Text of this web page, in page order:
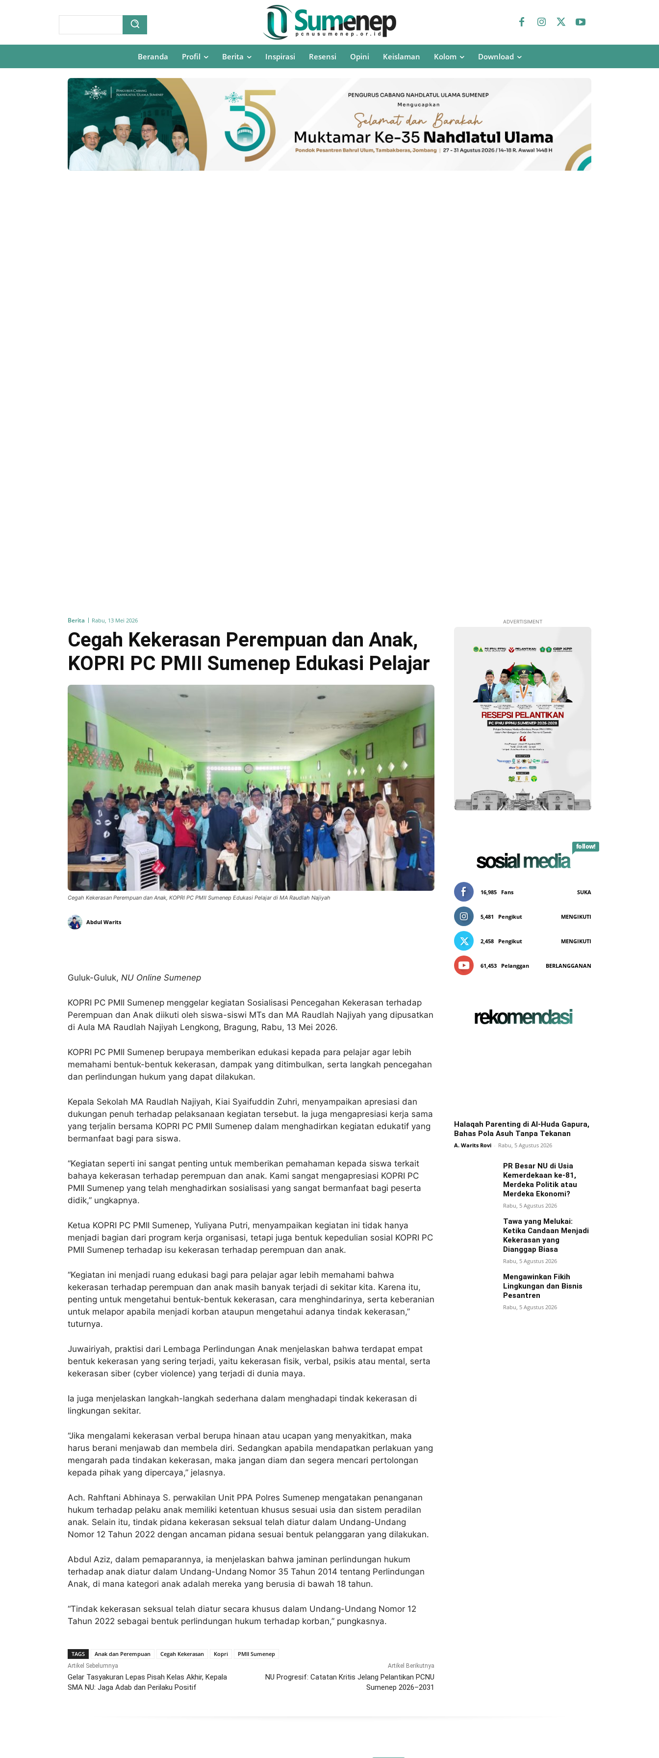
Beranda Profil Berita Inspirasi Resensi Opini Keislaman Kolom Download
Berita Rabu, 13 Mei 2026
Cegah Kekerasan Perempuan dan Anak,
KOPRI PC PMII Sumenep Edukasi Pelajar
Cegah Kekerasan Perempuan dan Anak, KOPRI PC PMII Sumenep Edukasi Pelajar di MA Raudlah Najiyah
Abdul Warits
Guluk-Guluk, NU Online Sumenep
KOPRI PC PMII Sumenep menggelar kegiatan Sosialisasi Pencegahan Kekerasan terhadap
Perempuan dan Anak diikuti oleh siswa-siswi MTs dan MA Raudlah Najiyah yang dipusatkan
di Aula MA Raudlah Najiyah Lengkong, Bragung, Rabu, 13 Mei 2026.
KOPRI PC PMII Sumenep berupaya memberikan edukasi kepada para pelajar agar lebih
memahami bentuk-bentuk kekerasan, dampak yang ditimbulkan, serta langkah pencegahan
dan perlindungan hukum yang dapat dilakukan.
Kepala Sekolah MA Raudlah Najiyah, Kiai Syaifuddin Zuhri, menyampaikan apresiasi dan
dukungan penuh terhadap pelaksanaan kegiatan tersebut. Ia juga mengapresiasi kerja sama
yang terjalin bersama KOPRI PC PMII Sumenep dalam menghadirkan kegiatan edukatif yang
bermanfaat bagi para siswa.
“Kegiatan seperti ini sangat penting untuk memberikan pemahaman kepada siswa terkait
bahaya kekerasan terhadap perempuan dan anak. Kami sangat mengapresiasi KOPRI PC
PMII Sumenep yang telah menghadirkan sosialisasi yang sangat bermanfaat bagi peserta
didik,” ungkapnya.
Ketua KOPRI PC PMII Sumenep, Yuliyana Putri, menyampaikan kegiatan ini tidak hanya
menjadi bagian dari program kerja organisasi, tetapi juga bentuk kepedulian sosial KOPRI PC
PMII Sumenep terhadap isu kekerasan terhadap perempuan dan anak.
“Kegiatan ini menjadi ruang edukasi bagi para pelajar agar lebih memahami bahwa
kekerasan terhadap perempuan dan anak masih banyak terjadi di sekitar kita. Karena itu,
penting untuk mengetahui bentuk-bentuk kekerasan, cara menghindarinya, serta keberanian
untuk melapor apabila menjadi korban ataupun mengetahui adanya tindak kekerasan,”
tuturnya.
Juwairiyah, praktisi dari Lembaga Perlindungan Anak menjelaskan bahwa terdapat empat
bentuk kekerasan yang sering terjadi, yaitu kekerasan fisik, verbal, psikis atau mental, serta
kekerasan siber (cyber violence) yang terjadi di dunia maya.
Ia juga menjelaskan langkah-langkah sederhana dalam menghadapi tindak kekerasan di
lingkungan sekitar.
“Jika mengalami kekerasan verbal berupa hinaan atau ucapan yang menyakitkan, maka
harus berani menjawab dan membela diri. Sedangkan apabila mendapatkan perlakuan yang
mengarah pada tindakan kekerasan, maka jangan diam dan segera mencari pertolongan
kepada pihak yang dipercaya,” jelasnya.
Ach. Rahftani Abhinaya S. perwakilan Unit PPA Polres Sumenep mengatakan penanganan
hukum terhadap pelaku anak memiliki ketentuan khusus sesuai usia dan sistem peradilan
anak. Selain itu, tindak pidana kekerasan seksual telah diatur dalam Undang-Undang
Nomor 12 Tahun 2022 dengan ancaman pidana sesuai bentuk pelanggaran yang dilakukan.
Abdul Aziz, dalam pemaparannya, ia menjelaskan bahwa jaminan perlindungan hukum
terhadap anak diatur dalam Undang-Undang Nomor 35 Tahun 2014 tentang Perlindungan
Anak, di mana kategori anak adalah mereka yang berusia di bawah 18 tahun.
“Tindak kekerasan seksual telah diatur secara khusus dalam Undang-Undang Nomor 12
Tahun 2022 sebagai bentuk perlindungan hukum terhadap korban,” pungkasnya.
TAGS Anak dan Perempuan Cegah Kekerasan Kopri PMII Sumenep
Artikel Sebelumnya
Gelar Tasyakuran Lepas Pisah Kelas Akhir, Kepala
SMA NU: Jaga Adab dan Perilaku Positif
Artikel Berikutnya
NU Progresif: Catatan Kritis Jelang Pelantikan PCNU
Sumenep 2026–2031
ADVERTISIMENT
sosial media follow!
16,985 Fans SUKA
5,481 Pengikut MENGIKUTI
2,458 Pengikut MENGIKUTI
61,453 Pelanggan BERLANGGANAN
rekomendasi
Halaqah Parenting di Al-Huda Gapura,
Bahas Pola Asuh Tanpa Tekanan
A. Warits Rovi - Rabu, 5 Agustus 2026
PR Besar NU di Usia
Kemerdekaan ke-81,
Merdeka Politik atau
Merdeka Ekonomi?
Rabu, 5 Agustus 2026
Tawa yang Melukai:
Ketika Candaan Menjadi
Kekerasan yang
Dianggap Biasa
Rabu, 5 Agustus 2026
Mengawinkan Fikih
Lingkungan dan Bisnis
Pesantren
Rabu, 5 Agustus 2026